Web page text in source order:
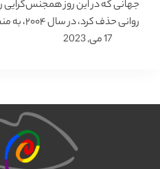
جهانی که در این روز همجنس‌گرایی
روانی حذف کرد، در سال ۲۰۰۴، به منظور…
17 می, 2023